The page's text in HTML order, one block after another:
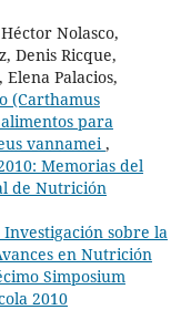
Nolasco,
Denis Ricque,
Palacios,
(Carthamus
para
vannamei ,
Memorias del
de Nutrición
Investigación sobre la
en Nutrición
Simposium
2010